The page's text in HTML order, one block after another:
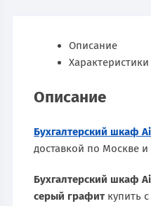
Описание
Характеристики
Описание
Бухгалтерский шкаф
доставкой по Москве и
Бухгалтерский шкаф
серый графит купить